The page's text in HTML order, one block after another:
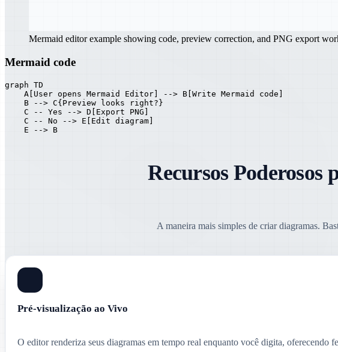
Mermaid editor example showing code, preview correction, and PNG export
Mermaid code
graph TD
    A[User opens Mermaid Editor] --> B[Write Mermaid code]
    B --> C{Preview looks right?}
    C -- Yes --> D[Export PNG]
    C -- No --> E[Edit diagram]
    E --> B
Recursos
A maneira mais simples de criar diagramas.
Pré-visualização ao Vivo
O editor renderiza seus diagramas em tempo real enquanto você digita, oferecendo